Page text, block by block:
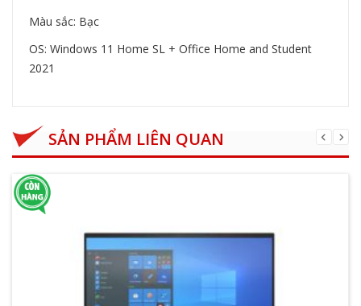
Màu sắc: Bạc
OS: Windows 11 Home SL + Office Home and Student
2021
SẢN PHẨM LIÊN QUAN